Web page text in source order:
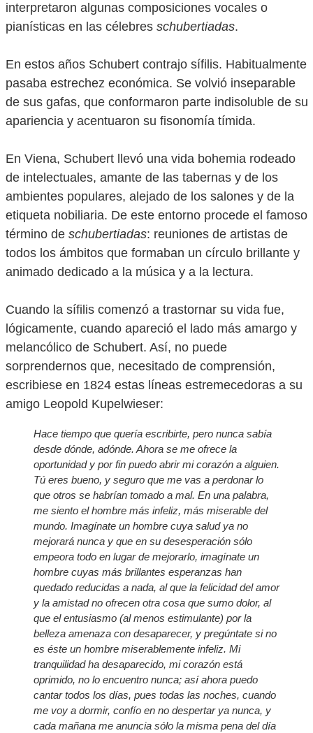
interpretaron algunas composiciones vocales o
pianísticas en las célebres schubertiadas.
En estos años Schubert contrajo sífilis. Habitualmente
pasaba estrechez económica. Se volvió inseparable
de sus gafas, que conformaron parte indisoluble de su
apariencia y acentuaron su fisonomía tímida.
En Viena, Schubert llevó una vida bohemia rodeado
de intelectuales, amante de las tabernas y de los
ambientes populares, alejado de los salones y de la
etiqueta nobiliaria. De este entorno procede el famoso
término de schubertiadas: reuniones de artistas de
todos los ámbitos que formaban un círculo brillante y
animado dedicado a la música y a la lectura.
Cuando la sífilis comenzó a trastornar su vida fue,
lógicamente, cuando apareció el lado más amargo y
melancólico de Schubert. Así, no puede
sorprendernos que, necesitado de comprensión,
escribiese en 1824 estas líneas estremecedoras a su
amigo Leopold Kupelwieser:
Hace tiempo que quería escribirte, pero nunca sabía
desde dónde, adónde. Ahora se me ofrece la
oportunidad y por fin puedo abrir mi corazón a alguien.
Tú eres bueno, y seguro que me vas a perdonar lo
que otros se habrían tomado a mal. En una palabra,
me siento el hombre más infeliz, más miserable del
mundo. Imagínate un hombre cuya salud ya no
mejorará nunca y que en su desesperación sólo
empeora todo en lugar de mejorarlo, imagínate un
hombre cuyas más brillantes esperanzas han
quedado reducidas a nada, al que la felicidad del amor
y la amistad no ofrecen otra cosa que sumo dolor, al
que el entusiasmo (al menos estimulante) por la
belleza amenaza con desaparecer, y pregúntate si no
es éste un hombre miserablemente infeliz. Mi
tranquilidad ha desaparecido, mi corazón está
oprimido, no lo encuentro nunca; así ahora puedo
cantar todos los días, pues todas las noches, cuando
me voy a dormir, confío en no despertar ya nunca, y
cada mañana me anuncia sólo la misma pena del día